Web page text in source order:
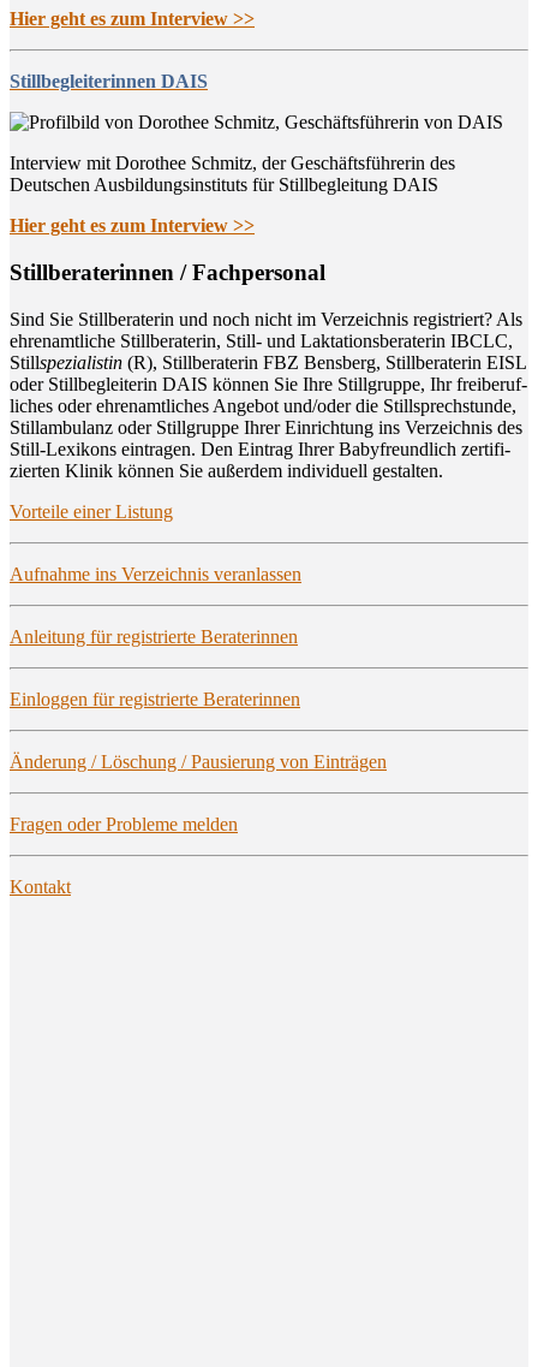
Hier geht es zum Interview >>
Stillbegleiterinnen DAIS
Interview mit Dorothee Schmitz, der Geschäftsführerin des
Deutschen Ausbildungsinstituts für Stillbegleitung DAIS
Hier geht es zum Interview >>
Still­be­ra­te­rin­nen / Fachpersonal
Sind Sie Still­be­ra­te­rin und noch nicht im Ver­zeich­nis regis­triert? Als
ehren­amt­li­che Still­be­ra­te­rin, Still- und Lak­ta­ti­ons­be­ra­te­rin IBCLC,
Stillspe­zia­lis­tin (R), Still­be­ra­te­rin FBZ Bens­berg, Still­be­ra­te­rin EISL
oder Still­be­glei­te­rin DAIS kön­nen Sie Ihre Still­grup­pe, Ihr frei­be­ruf­
li­ches oder ehren­amt­li­ches Ange­bot und/oder die Still­sprech­stun­de,
Still­am­bu­lanz oder Still­grup­pe Ihrer Ein­rich­tung ins Ver­zeich­nis des
Still-Lexi­kons ein­tra­gen. Den Ein­trag Ihrer Baby­freund­lich zer­ti­fi­
zier­ten Kli­nik kön­nen Sie außer­dem indi­vi­du­ell gestalten.
Vor­tei­le einer Listung
Auf­nah­me ins Ver­zeich­nis veranlassen
Anlei­tung für regis­trier­te Beraterinnen
Ein­log­gen für regis­trier­te Beraterinnen
Ände­rung / Löschung / Pau­sie­rung von Einträgen
Fra­gen oder Pro­ble­me melden
Kon­takt